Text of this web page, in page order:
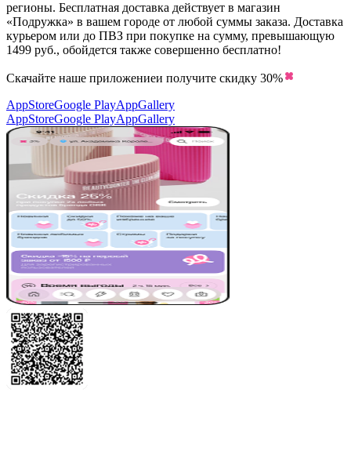
регионы. Бесплатная доставка действует в магазин
«Подружка» в вашем городе от любой суммы заказа. Доставка
курьером или до ПВЗ при покупке на сумму, превышающую
1499 руб., обойдется также совершенно бесплатно!
Скачайте наше приложениеи получите скидку 30%
AppStoreGoogle PlayAppGallery
AppStoreGoogle PlayAppGallery